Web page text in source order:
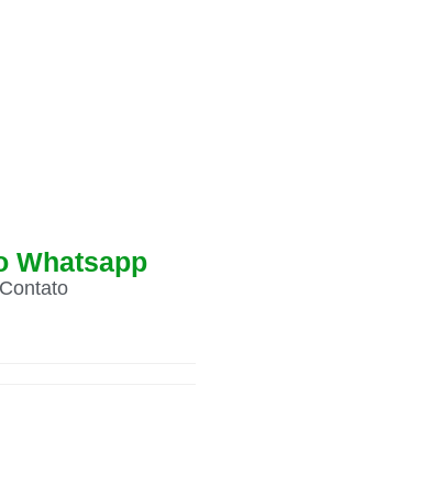
Whatsapp